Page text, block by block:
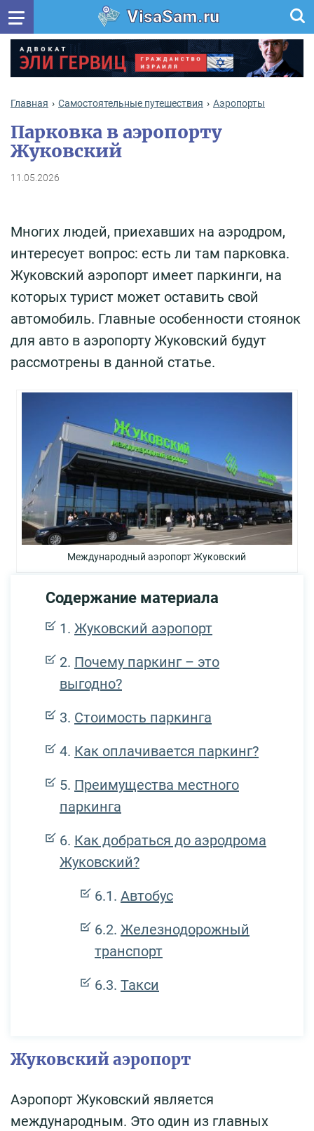
VisaSam.ru
Главная Самостоятельные путешествия Аэропорты
Парковка в аэропорту
Жуковский
11.05.2026
Многих людей, приехавших на аэродром,
интересует вопрос: есть ли там парковка.
Жуковский аэропорт имеет паркинги, на
которых турист может оставить свой
автомобиль. Главные особенности стоянок
для авто в аэропорту Жуковский будут
рассмотрены в данной статье.
Международный аэропорт Жуковский
Содержание материала
Жуковский аэропорт
Почему паркинг – это
выгодно?
Стоимость паркинга
Как оплачивается паркинг?
Преимущества местного
паркинга
Как добраться до аэродрома
Жуковский?
Автобус
Железнодорожный
транспорт
Такси
Жуковский аэропорт
Аэропорт Жуковский является
международным. Это один из главных